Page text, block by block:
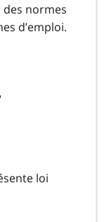
normes
d’emploi.
loi